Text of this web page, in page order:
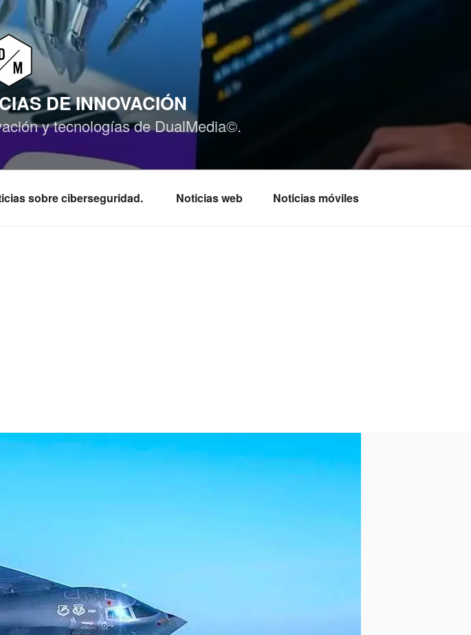
DE INNOVACIÓN
y tecnologías de DualMedia©.
sobre ciberseguridad. Noticias web Noticias móviles